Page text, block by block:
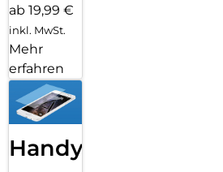
ab 19,99 €
inkl. MwSt.
Mehr
erfahren
Handy